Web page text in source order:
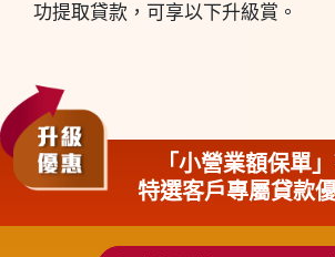
功提取貸款，可享以下升級賞。
「小營業額保單」
特選客戶專屬貸款